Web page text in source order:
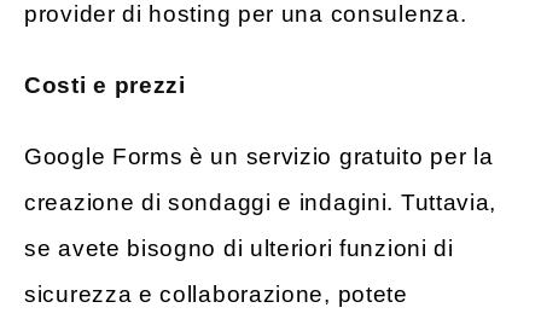
provider di hosting per una consulenza.
Costi e prezzi
Google Forms è un servizio gratuito per la
creazione di sondaggi e indagini. Tuttavia,
se avete bisogno di ulteriori funzioni di
sicurezza e collaborazione, potete